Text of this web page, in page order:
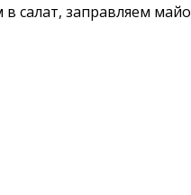
заправляем